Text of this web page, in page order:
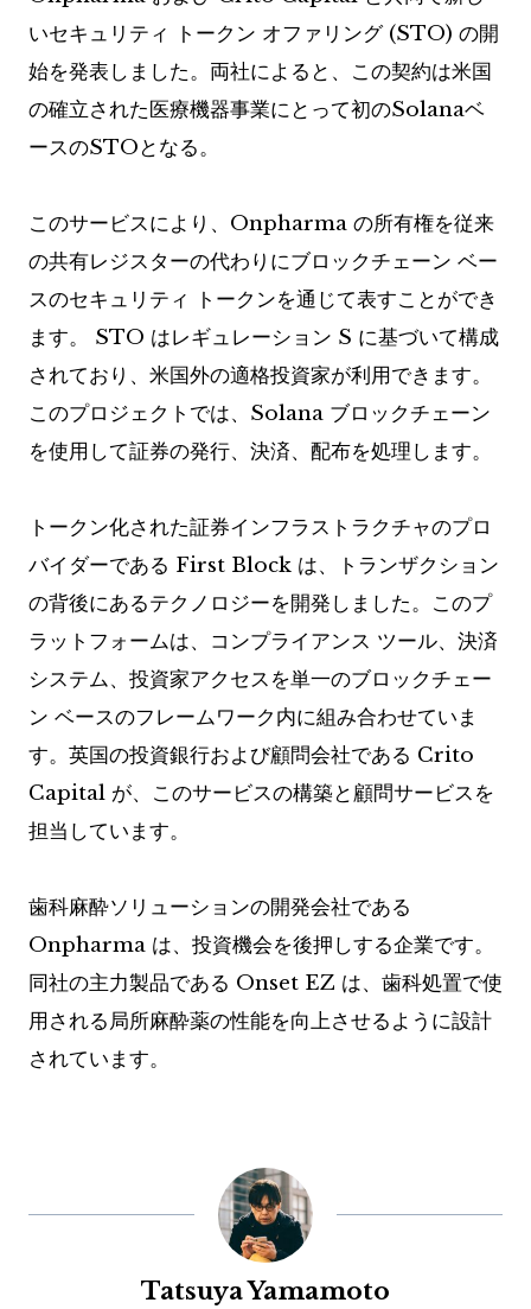
いセキュリティ トークン オファリング (STO) の開
始を発表しました。両社によると、この契約は米国
の確立された医療機器事業にとって初のSolanaベ
ースのSTOとなる。
このサービスにより、Onpharma の所有権を従来
の共有レジスターの代わりにブロックチェーン ベー
スのセキュリティ トークンを通じて表すことができ
ます。 STO はレギュレーション S に基づいて構成
されており、米国外の適格投資家が利用できます。
このプロジェクトでは、Solana ブロックチェーン
を使用して証券の発行、決済、配布を処理します。
トークン化された証券インフラストラクチャのプロ
バイダーである First Block は、トランザクション
の背後にあるテクノロジーを開発しました。このプ
ラットフォームは、コンプライアンス ツール、決済
システム、投資家アクセスを単一のブロックチェー
ン ベースのフレームワーク内に組み合わせていま
す。英国の投資銀行および顧問会社である Crito
Capital が、このサービスの構築と顧問サービスを
担当しています。
歯科麻酔ソリューションの開発会社である
Onpharma は、投資機会を後押しする企業です。
同社の主力製品である Onset EZ は、歯科処置で使
用される局所麻酔薬の性能を向上させるように設計
されています。
Tatsuya Yamamoto